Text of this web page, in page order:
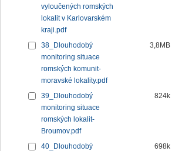
vyloučených romských
lokalit v Karlovarském
kraji.pdf
38_Dlouhodobý
monitoring situace
romských komunit-
moravské lokality.pdf
3,8MB
39_Dlouhodobý
monitoring situace
romských lokalit-
Broumov.pdf
824k
40_Dlouhodobý
698k